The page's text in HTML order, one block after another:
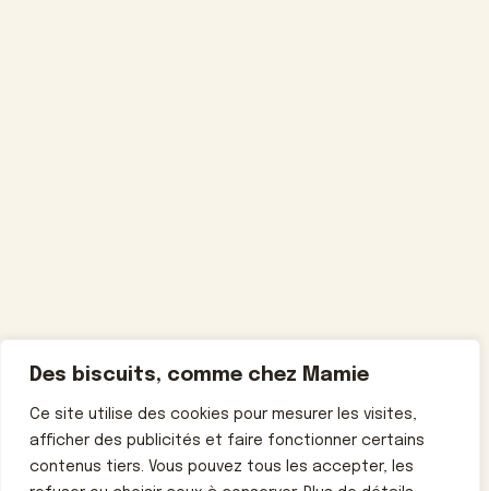
Des biscuits, comme chez Mamie
Ce site utilise des cookies pour mesurer les visites,
afficher des publicités et faire fonctionner certains
contenus tiers. Vous pouvez tous les accepter, les